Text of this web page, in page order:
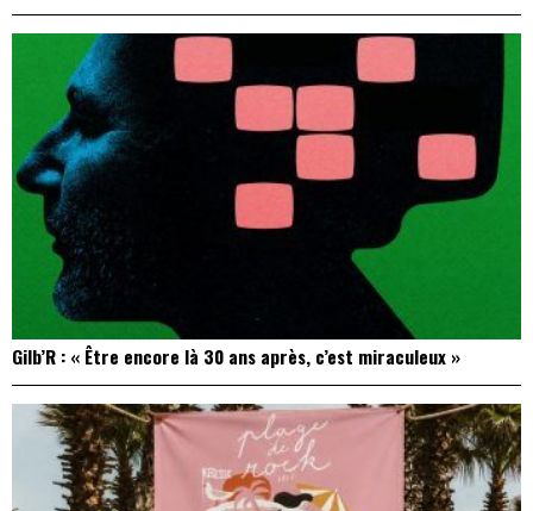
Gilb’R : « Être encore là 30 ans après, c’est miraculeux »